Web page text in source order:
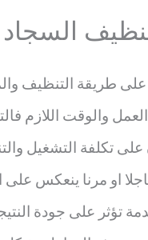
السجاد
على طريقة التنظيف
والوقت اللازم
على تكلفة التشغيل
او مرنا ينعكس على
تؤثر على جودة